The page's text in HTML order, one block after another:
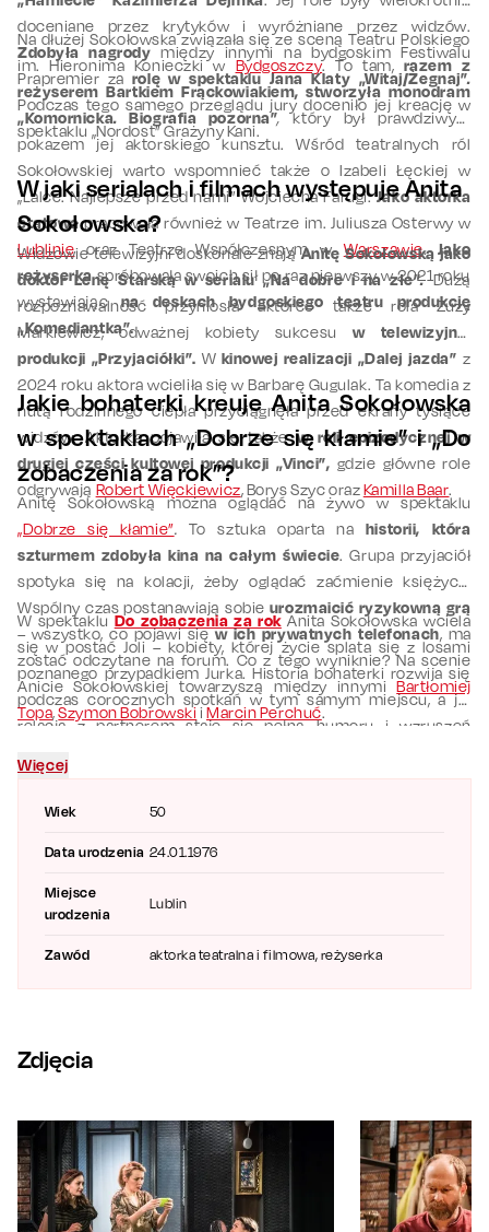
Wiek 50
Data urodzenia 24.01.1976
Miejsce
urodzenia
Lublin
Zawód aktorka teatralna i filmowa, reżyserka
doceniane przez krytyków i wyróżniane przez widzów.
Zdobyła nagrody między innymi na bydgoskim Festiwalu
Prapremier za rolę w spektaklu Jana Klaty „Witaj/Żegnaj”.
Podczas tego samego przeglądu jury doceniło jej kreację w
spektaklu „Nordost” Grażyny Kani.
Na dłużej Sokołowska związała się ze sceną Teatru Polskiego
im. Hieronima Konieczki w Bydgoszczy. To tam, razem z
reżyserem Bartkiem Frąckowiakiem, stworzyła monodram
„Komornicka.Biografia pozorna”,który był prawdziwym
pokazem jej aktorskiego kunsztu. Wśród teatralnych ról
Sokołowskiej warto wspomnieć także o Izabeli Łęckiej w
„Lalce. Najlepsze przed nami” Wojciecha Farugi.Jako aktorka
etatowapracowała również w Teatrze im. Juliusza Osterwy w
Lublinieoraz Teatrze Współczesnym wWarszawie. Jako
reżyserkaspróbowała swoich sił po raz pierwszy w 2021 roku
wystawiającna deskach bydgoskiego teatru produkcję
„Komediantka”.
W jaki serialach i filmach występuje Anita
Sokołowska?
Widzowie telewizyjni doskonale znająAnitę Sokołowską jako
doktor Lenę Starską w serialu „Na dobre i na złe”. Dużą
rozpoznawalność przyniosła aktorce także rola Zuzy
Markiewicz, odważnej kobiety sukcesuw telewizyjnej
produkcji „Przyjaciółki”. W kinowej realizacji „Dalej jazda” z
2024 roku aktora wcieliła się w Barbarę Gugulak. Ta komedia z
nutą rodzinnego ciepła przyciągnęła przed ekrany tysiące
widzów. Aktorka pojawiła się takżew roli epizodycznej w
drugiej części kultowej produkcji „Vinci”, gdzie główne role
odgrywają Robert Więckiewicz, Borys Szyc orazKamilla Baar.
Jakie bohaterki kreuje Anita Sokołowska
w spektaklach „Dobrze się kłamie” i„Do
zobaczenia za rok”?
Anitę Sokołowską można oglądać na żywo w spektaklu
„Dobrze się kłamie”. To sztuka oparta na historii, która
szturmem zdobyła kina na całym świecie. Grupa przyjaciół
spotyka się na kolacji, żeby oglądać zaćmienie księżyca.
Wspólny czas postanawiają sobie urozmaicić ryzykowną grą
– wszystko, co pojawi sięw ich prywatnych telefonach, ma
zostać odczytane na forum. Co z tego wyniknie? Na scenie
Anicie Sokołowskiej towarzyszą między innymiBartłomiej
Topa,Szymon Bobrowskii Marcin Perchuć.
W spektaklu Do zobaczenia za rokAnita Sokołowska wciela
się w postać Joli – kobiety, której życie splata się z losami
poznanego przypadkiem Jurka. Historia bohaterki rozwija się
podczas corocznych spotkań w tym samym miejscu, a jej
relacja z partnerem staje się pełną humoru i wzruszeń
Więcej
Zdjęcia